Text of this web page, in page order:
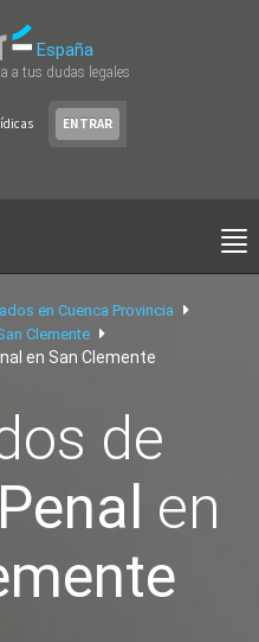
España
a tus dudas legales
ENTRAR
en Cuenca Provincia
Clemente
en San Clemente
de
en